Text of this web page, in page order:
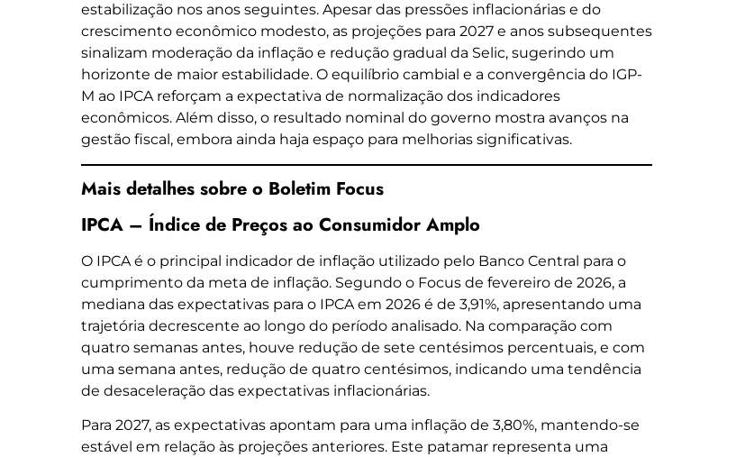
estabilização nos anos seguintes. Apesar das pressões inflacionárias e do
crescimento econômico modesto, as projeções para 2027 e anos subsequentes
sinalizam moderação da inflação e redução gradual da Selic, sugerindo um
horizonte de maior estabilidade. O equilíbrio cambial e a convergência do IGP-
M ao IPCA reforçam a expectativa de normalização dos indicadores
econômicos. Além disso, o resultado nominal do governo mostra avanços na
gestão fiscal, embora ainda haja espaço para melhorias significativas.
Mais detalhes sobre o Boletim Focus
IPCA – Índice de Preços ao Consumidor Amplo
O IPCA é o principal indicador de inflação utilizado pelo Banco Central para o
cumprimento da meta de inflação. Segundo o Focus de fevereiro de 2026, a
mediana das expectativas para o IPCA em 2026 é de 3,91%, apresentando uma
trajetória decrescente ao longo do período analisado. Na comparação com
quatro semanas antes, houve redução de sete centésimos percentuais, e com
uma semana antes, redução de quatro centésimos, indicando uma tendência
de desaceleração das expectativas inflacionárias.
Para 2027, as expectativas apontam para uma inflação de 3,80%, mantendo-se
estável em relação às projeções anteriores. Este patamar representa uma